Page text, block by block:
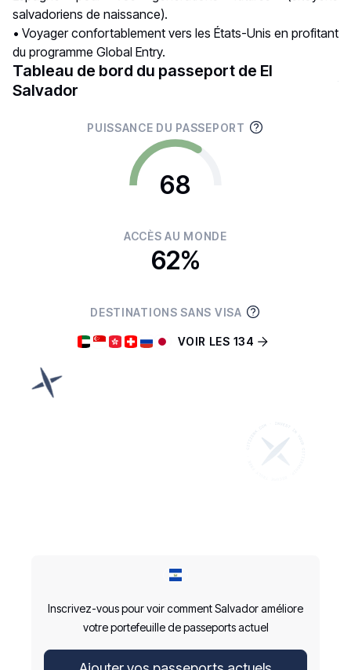
salvadoriens de naissance).
• Voyager confortablement vers les États-Unis en profitant
du programme Global Entry.
Tableau de bord du passeport de El
Salvador
PUISSANCE DU PASSEPORT
68
ACCÈS AU MONDE
62%
DESTINATIONS SANS VISA
VOIR LES 134
Inscrivez-vous pour voir comment Salvador améliore
votre portefeuille de passeports actuel